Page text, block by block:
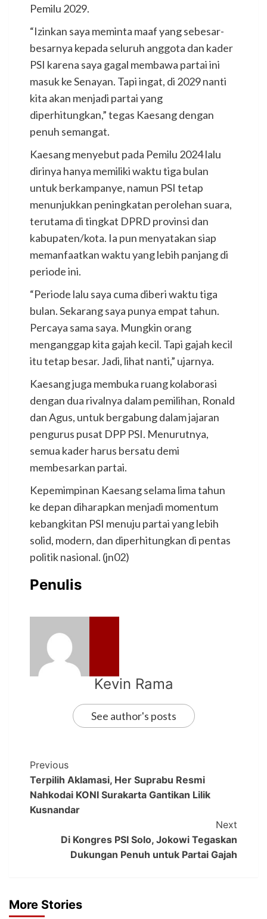
Pemilu 2029.
“Izinkan saya meminta maaf yang sebesar-
besarnya kepada seluruh anggota dan kader
PSI karena saya gagal membawa partai ini
masuk ke Senayan. Tapi ingat, di 2029 nanti
kita akan menjadi partai yang
diperhitungkan,” tegas Kaesang dengan
penuh semangat.
Kaesang menyebut pada Pemilu 2024 lalu
dirinya hanya memiliki waktu tiga bulan
untuk berkampanye, namun PSI tetap
menunjukkan peningkatan perolehan suara,
terutama di tingkat DPRD provinsi dan
kabupaten/kota. Ia pun menyatakan siap
memanfaatkan waktu yang lebih panjang di
periode ini.
“Periode lalu saya cuma diberi waktu tiga
bulan. Sekarang saya punya empat tahun.
Percaya sama saya. Mungkin orang
menganggap kita gajah kecil. Tapi gajah kecil
itu tetap besar. Jadi, lihat nanti,” ujarnya.
Kaesang juga membuka ruang kolaborasi
dengan dua rivalnya dalam pemilihan, Ronald
dan Agus, untuk bergabung dalam jajaran
pengurus pusat DPP PSI. Menurutnya,
semua kader harus bersatu demi
membesarkan partai.
Kepemimpinan Kaesang selama lima tahun
ke depan diharapkan menjadi momentum
kebangkitan PSI menuju partai yang lebih
solid, modern, dan diperhitungkan di pentas
politik nasional. (jn02)
Penulis
Kevin Rama
See author's posts
Previous
Terpilih Aklamasi, Her Suprabu Resmi
Nahkodai KONI Surakarta Gantikan Lilik
Kusnandar
Next
Di Kongres PSI Solo, Jokowi Tegaskan
Dukungan Penuh untuk Partai Gajah
More Stories